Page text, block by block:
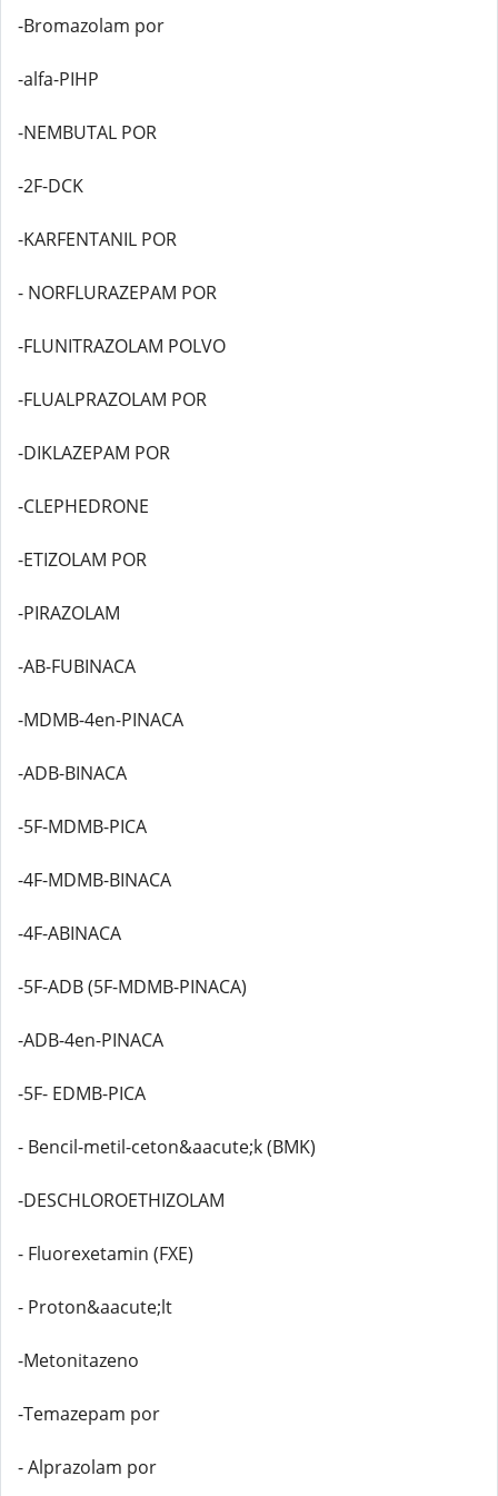
-Bromazolam por
-alfa-PIHP
-NEMBUTAL POR
-2F-DCK
-KARFENTANIL POR
- NORFLURAZEPAM POR
-FLUNITRAZOLAM POLVO
-FLUALPRAZOLAM POR
-DIKLAZEPAM POR
-CLEPHEDRONE
-ETIZOLAM POR
-PIRAZOLAM
-AB-FUBINACA
-MDMB-4en-PINACA
-ADB-BINACA
-5F-MDMB-PICA
-4F-MDMB-BINACA
-4F-ABINACA
-5F-ADB (5F-MDMB-PINACA)
-ADB-4en-PINACA
-5F- EDMB-PICA
- Bencil-metil-ceton&aacute;k (BMK)
-DESCHLOROETHIZOLAM
- Fluorexetamin (FXE)
- Proton&aacute;lt
-Metonitazeno
-Temazepam por
- Alprazolam por